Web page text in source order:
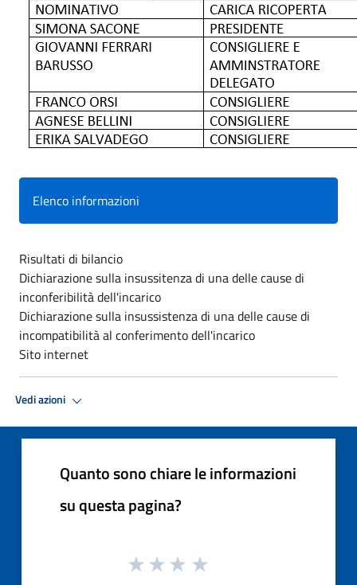
Elenco informazioni
Risultati di bilancio
Dichiarazione sulla insussitenza di una delle cause di
inconferibilità dell'incarico
Dichiarazione sulla insussistenza di una delle cause di
incompatibilità al conferimento dell'incarico
Sito internet
Vedi azioni
Quanto sono chiare le informazioni
su questa pagina?